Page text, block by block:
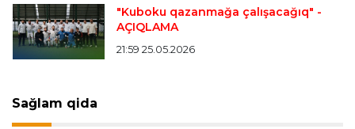
Offside 23:04 06.08.2026
Çimərlik voleybolu üzrə ölkə çempionatında
finalçılar müəyyənləşdi
Konfrans liqası
"Qarabağ" "Dinamo"ya minimal hesabla uduzdu
"Kuboku qazanmağa çalışacağıq" -
AÇIQLAMA
21:59 25.05.2026
Sağlam qida